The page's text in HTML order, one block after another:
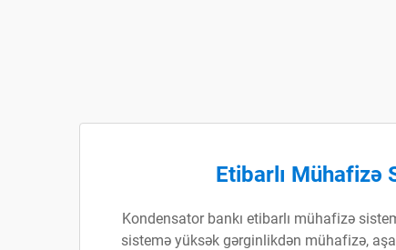
Etibarlı Mühafizə
Kondensator bankı etibarlı mühafizə
sistemə yüksək gərginlikdən mühafizə,